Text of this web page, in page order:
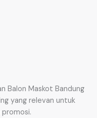
Balon Maskot Bandung
yang relevan untuk